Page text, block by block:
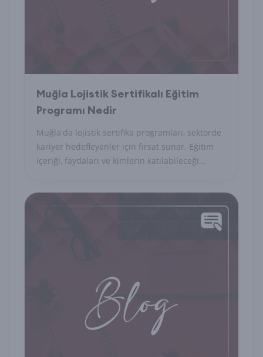
Muğla Lojistik Sertifikalı Eğitim
Programı Nedir
Muğla'da lojistik sertifika programları, sektörde
kariyer hedefleyenler için fırsat sunar. Eğitim
içeriği, faydaları ve kimlerin katılabileceği